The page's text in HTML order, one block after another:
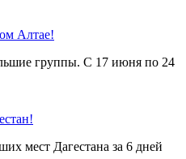
Алтае!
группы. С 17 июня по 24
мест Дагестана за 6 дней